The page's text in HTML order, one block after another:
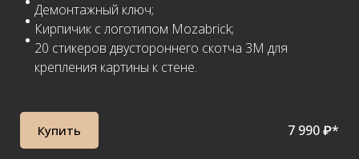
Демонтажный ключ;
Кирпичик с логотипом Mozabrick;
20 стикеров двустороннего скотча 3М для
крепления картины к стене.
Купить 7 990 ₽*